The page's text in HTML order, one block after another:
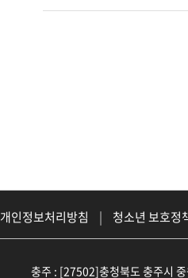
개인정보처리방침 |
청소년 보호정
충주 : [27502]충청북도 충주시